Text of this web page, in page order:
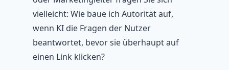
vielleicht: Wie baue ich Autorität auf,
wenn KI die Fragen der Nutzer
beantwortet, bevor sie überhaupt auf
einen Link klicken?